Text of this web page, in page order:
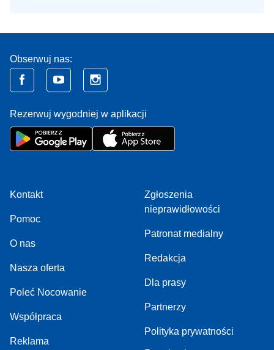
Obserwuj nas:
Rezerwuj wygodniej w aplikacji
Kontakt
Pomoc
O nas
Nasza oferta
Poleć Nocowanie
Współpraca
Reklama
Zgłoszenia
nieprawidłowości
Patronat medialny
Redakcja
Dla prasy
Partnerzy
Polityka prywatności